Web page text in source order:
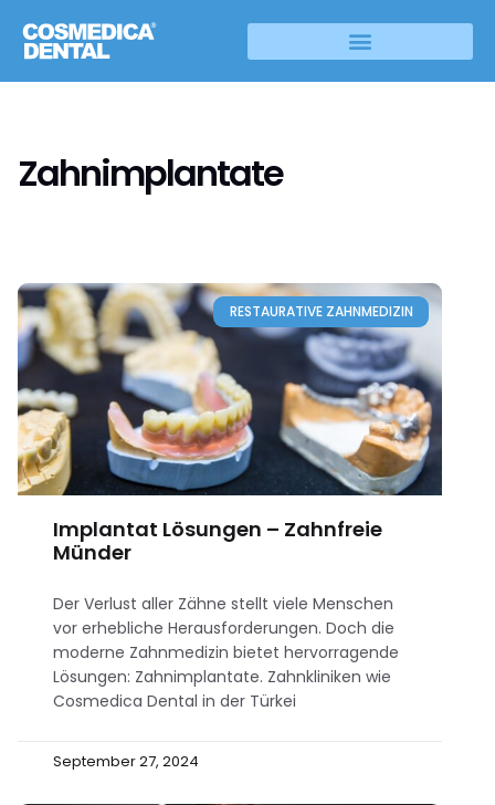
Zahnimplantate
RESTAURATIVE ZAHNMEDIZIN
Implantat Lösungen – Zahnfreie
Münder
Der Verlust aller Zähne stellt viele Menschen
vor erhebliche Herausforderungen. Doch die
moderne Zahnmedizin bietet hervorragende
Lösungen: Zahnimplantate. Zahnkliniken wie
Cosmedica Dental in der Türkei
September 27, 2024